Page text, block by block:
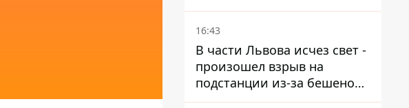
нашли проектанта
16:43
В части Львова исчез свет -
произошел взрыв на
подстанции из-за бешеной
жары